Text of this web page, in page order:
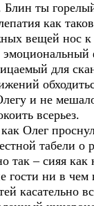
Блин ты
как
вещей нос к
для
и не
всерьез.
Олег
табели о
так – сияя
гости ни в
касательно